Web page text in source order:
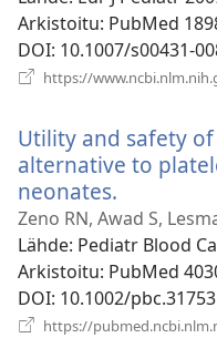
Arkistoitu‎: PubMed
DOI‎: 10.1007/s00431-
https://
Utility and safety
alternative to
neonates.
uuden
ikkunan)
Zeno RN, Awad S,
Lähde‎: Pediatr Blood
Arkistoitu‎: PubMed
DOI‎: 10.1002/pbc.31753
https://